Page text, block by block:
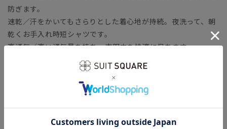
防ぎます。
速乾／汗をかいてもさらりとした着心地が持続。夜洗って、朝
乾くお手入れ時短シャツです。
高通気／高い通気量を持ち、衣服内を快適に保ちます。
【参考情報】The Style Dictionary
◆スーツに合うワイシャツおすすめ12選｜おしゃれ＆失敗しな
ビジネス ワイシャツ タイト スリム ノーアイロン ノン